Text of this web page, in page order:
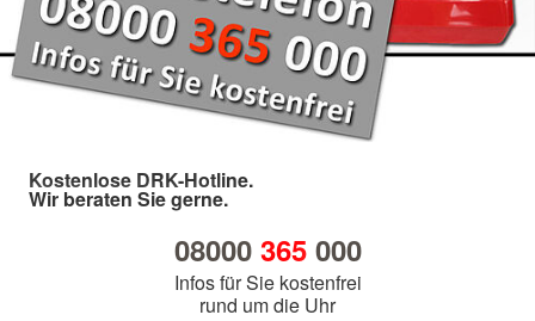
Kostenlose DRK-Hotline.
Wir beraten Sie gerne.
08000 365000
Infos für Sie kostenfrei
rund um die Uhr